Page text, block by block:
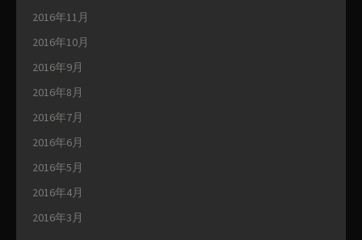
2016年11月
2016年10月
2016年9月
2016年8月
2016年7月
2016年6月
2016年5月
2016年4月
2016年3月